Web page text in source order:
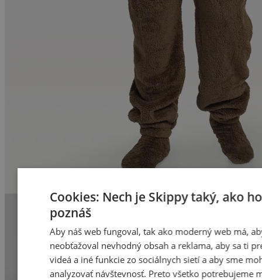
Cookies: Nech je Skippy taký, ako ho
poznáš
Aby náš web fungoval, tak ako moderný web má,
neobťažoval nevhodný obsah a reklama, aby sa ti
videá a iné funkcie zo sociálnych sietí a aby sme
analyzovať návštevnosť. Preto všetko potrebujeme